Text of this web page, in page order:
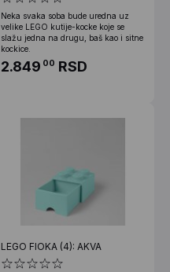
Neka svaka soba bude uredna uz
velike LEGO kutije-kocke koje se
slažu jedna na drugu, baš kao i sitne
kockice.
2.849 00 RSD
LEGO FIOKA (4): AKVA